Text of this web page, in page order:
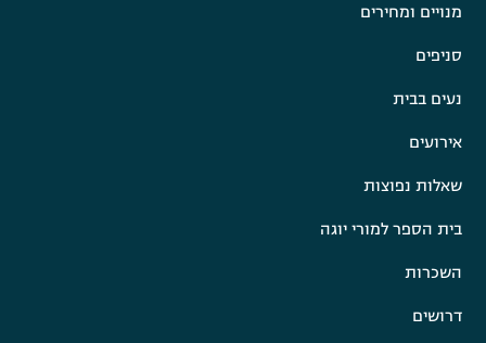
מנויים ומחירים
סניפים
נעים בבית
אירועים
שאלות נפוצות
בית הספר למורי יוגה
השכרות
דרושים